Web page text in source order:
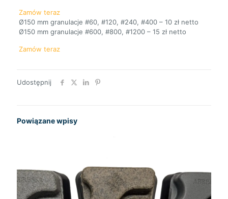
Zamów teraz
Ø150 mm granulacje #60, #120, #240, #400 – 10 zł netto
Ø150 mm granulacje #600, #800, #1200 – 15 zł netto
Zamów teraz
Udostępnij
Powiązane wpisy